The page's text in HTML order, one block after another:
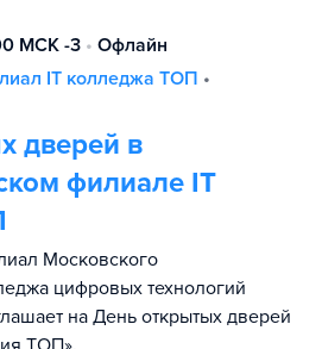
МСК -3 • Офлайн
IT колледжа TOП •
дверей в
филиале IT
Московского
цифровых технологий
на День открытых дверей